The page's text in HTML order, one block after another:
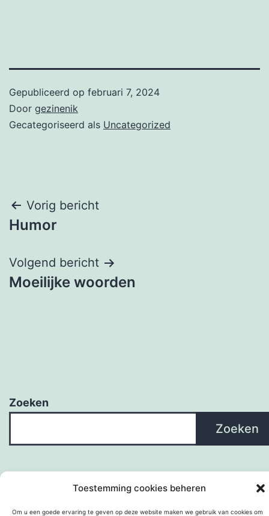
Toestemming cookies beheren
Om u een goede ervaring te geven op deze website maken we gebruik van cookies om
Gepubliceerd op februari 7, 2024
Door gezinenik
Gecategoriseerd als Uncategorized
Bericht
navigatie
Vorig bericht
Humor
Volgend bericht
Moeilijke woorden
Zoeken
Zoeken